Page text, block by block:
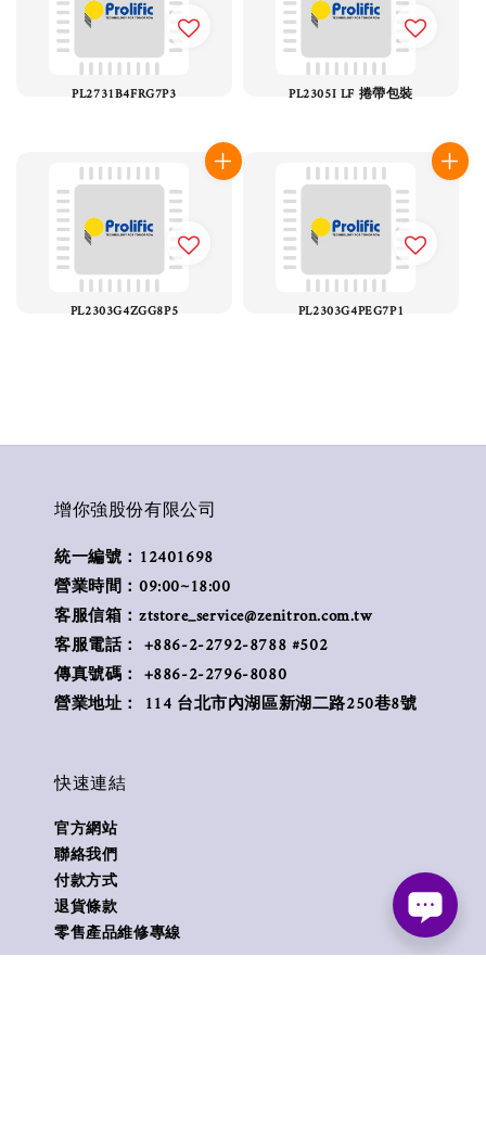
PL2731B4FRG7P3 PL2305I LF 捲帶包裝
PL2303G4ZGG8P5 PL2303G4PEG7P1
增你強股份有限公司
統一編號：12401698
營業時間：09:00~18:00
客服信箱：ztstore_service@zenitron.com.tw
客服電話： +886-2-2792-8788 #502
傳真號碼： +886-2-2796-8080
營業地址： 114 台北市內湖區新湖二路250巷8號
快速連結
官方網站
聯絡我們
付款方式
退貨條款
零售產品維修專線